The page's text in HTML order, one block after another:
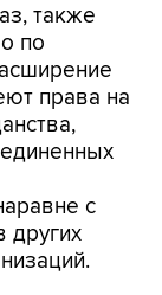
также
по
права на
с
других